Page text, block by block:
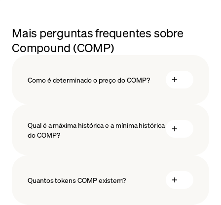
Mais perguntas frequentes sobre
Compound (COMP)
Como é determinado o preço do COMP?
tecnologia blockchain
Qual é a máxima histórica e a mínima histórica
do COMP?
Quantos tokens COMP existem?